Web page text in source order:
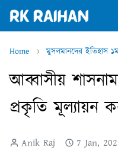
Home মুসলমানদের ইতিহাস
আব্বাসীয়
প্রকৃতি মূল্যায়ন
Anik Raj 7 Jan,